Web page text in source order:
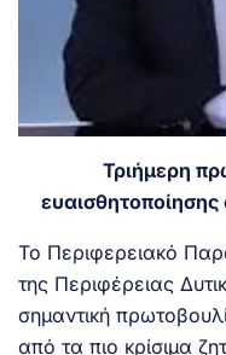
Τριήμερη
Το Περιφερειακό
της Περιφέρειας
σημαντική
από τα πιο κρίσιμα